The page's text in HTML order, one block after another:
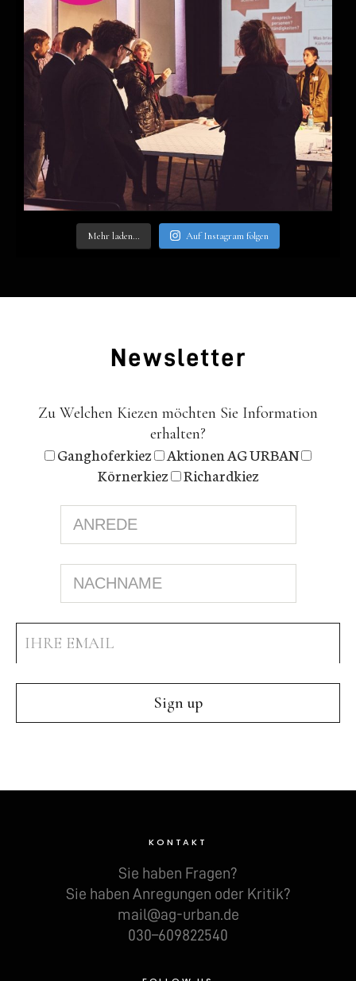
Mehr laden… Auf Insta­gram fol­gen
News­let­ter
Zu Welchen Kiezen möchten Sie Information
erhalten?
Ganghoferkiez
Aktionen AG URBAN
Körnerkiez
Richardkiez
KONTAKT
Sie haben Fra­gen?
Sie haben Anre­gun­gen oder Kri­tik?
mail@ag-urban.de
030–609822540